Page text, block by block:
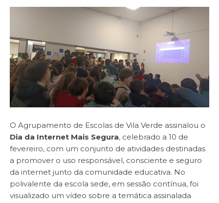
O Agrupamento de Escolas de Vila Verde assinalou o
Dia da Internet Mais Segura, celebrado a 10 de
fevereiro, com um conjunto de atividades destinadas
a promover o uso responsável, consciente e seguro
da internet junto da comunidade educativa. No
polivalente da escola sede, em sessão contínua, foi
visualizado um vídeo sobre a temática assinalada